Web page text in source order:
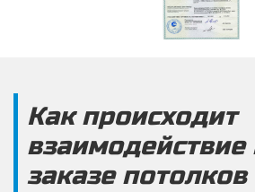
Как происходит
взаимодействие
заказе потолков